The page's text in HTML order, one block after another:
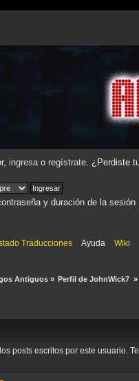
ingresao regístrate. ¿Perdiste
y duración de la sesión
Traducciones Ayuda Wiki
Antiguos» Perfil de JohnWick7 »
posts escritos por este usuario.